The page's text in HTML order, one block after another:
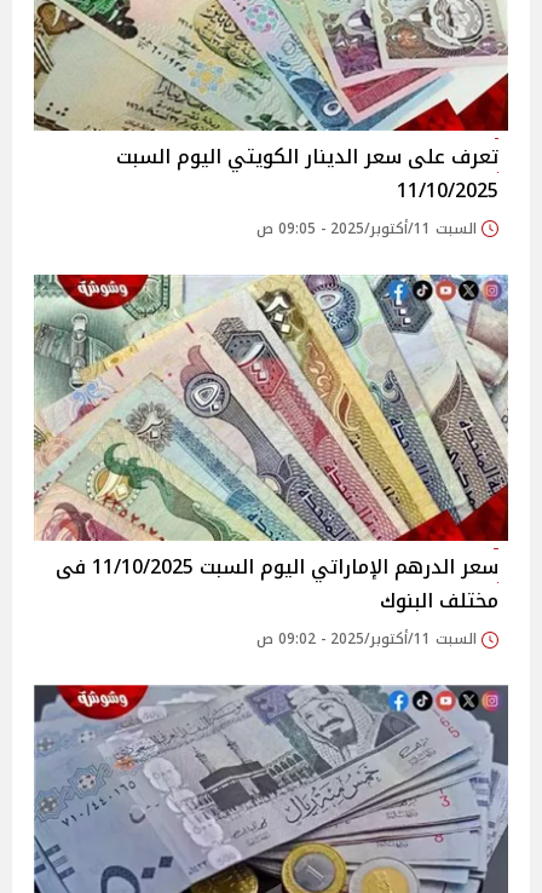
تعرف على سعر الدينار الكويتي اليوم السبت
11/10/2025
السبت 11/أكتوبر/2025 - 09:05 ص
سعر الدرهم الإماراتي اليوم السبت 11/10/2025 فى
مختلف البنوك
السبت 11/أكتوبر/2025 - 09:02 ص